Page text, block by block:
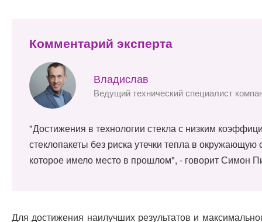
Комментарий эксперта
Владислав
Ведущий технический специалист
"Достижения в технологии стекла с низким
стеклопакеты без риска утечки тепла в
которое имело место в прошлом", - говорит Симон
Для достижения наилучших результатов и